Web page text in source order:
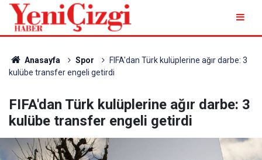
Anasayfa Spor
FIFA'dan Türk kulüplerine ağır darbe: 3
kulübe transfer engeli getirdi
FIFA'dan Türk kulüplerine ağır darbe: 3
kulübe transfer engeli getirdi